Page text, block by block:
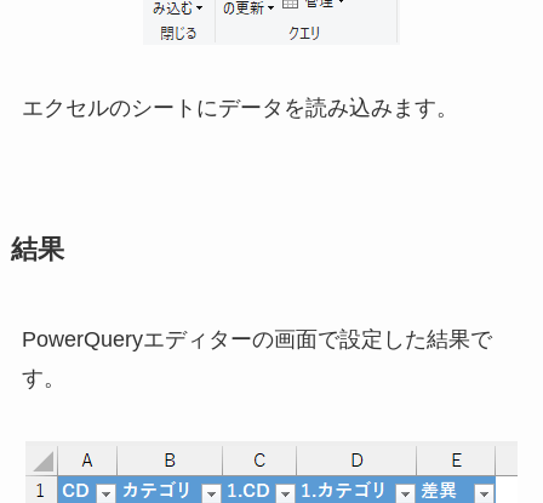
エクセルのシートにデータを読み込みます。
結果
PowerQueryエディターの画面で設定した結果で
す。